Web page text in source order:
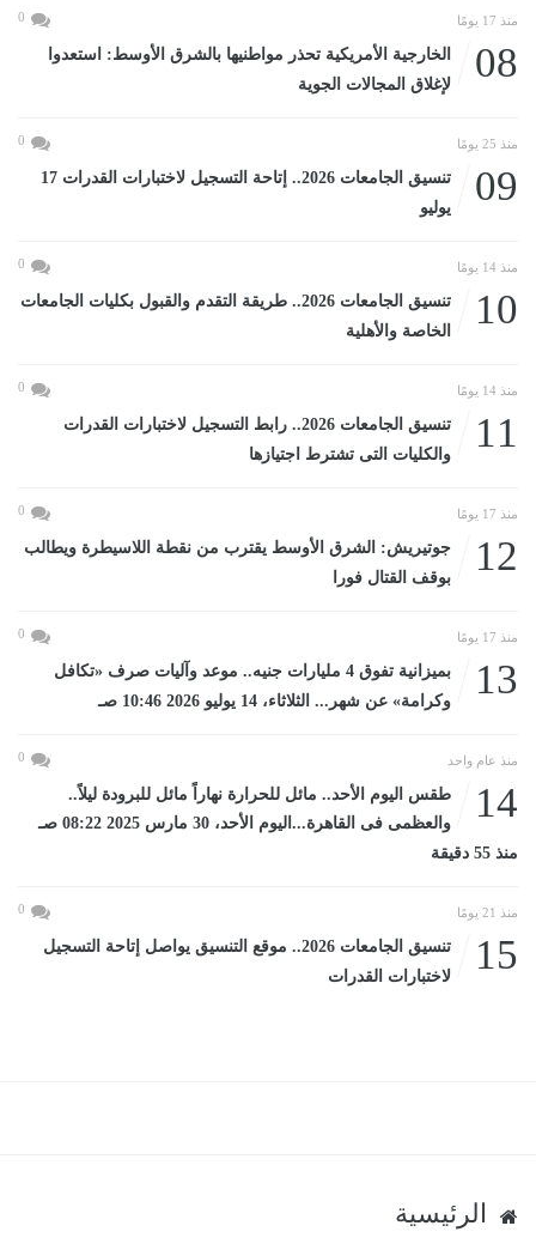
منذ 17 يومًا 0
08
الخارجية الأمريكية تحذر مواطنيها بالشرق الأوسط: استعدوا
لإغلاق المجالات الجوية
منذ 25 يومًا 0
09
تنسيق الجامعات 2026.. إتاحة التسجيل لاختبارات القدرات 17
يوليو
منذ 14 يومًا 0
10
تنسيق الجامعات 2026.. طريقة التقدم والقبول بكليات الجامعات
الخاصة والأهلية
منذ 14 يومًا 0
11
تنسيق الجامعات 2026.. رابط التسجيل لاختبارات القدرات
والكليات التى تشترط اجتيازها
منذ 17 يومًا 0
12
جوتيريش: الشرق الأوسط يقترب من نقطة اللاسيطرة ويطالب
بوقف القتال فورا
منذ 17 يومًا 0
13
بميزانية تفوق 4 مليارات جنيه.. موعد وآليات صرف «تكافل
وكرامة» عن شهر... الثلاثاء، 14 يوليو 2026 10:46 صـ
منذ عام واحد 0
14
طقس اليوم الأحد.. مائل للحرارة نهاراً مائل للبرودة ليلاً..
والعظمى فى القاهرة...اليوم الأحد، 30 مارس 2025 08:22 صـ
منذ 55 دقيقة
منذ 21 يومًا 0
15
تنسيق الجامعات 2026.. موقع التنسيق يواصل إتاحة التسجيل
لاختبارات القدرات
الرئيسية